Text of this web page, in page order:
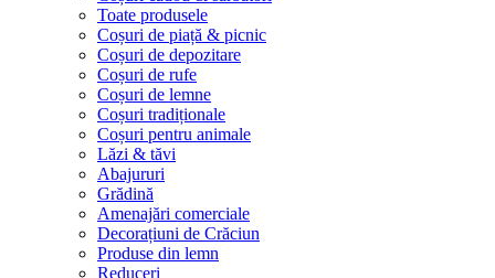
Toate produsele
Coșuri de piață & picnic
Coșuri de depozitare
Coșuri de rufe
Coșuri de lemne
Coșuri tradiționale
Coșuri pentru animale
Lăzi & tăvi
Abajururi
Grădină
Amenajări comerciale
Decorațiuni de Crăciun
Produse din lemn
Reduceri